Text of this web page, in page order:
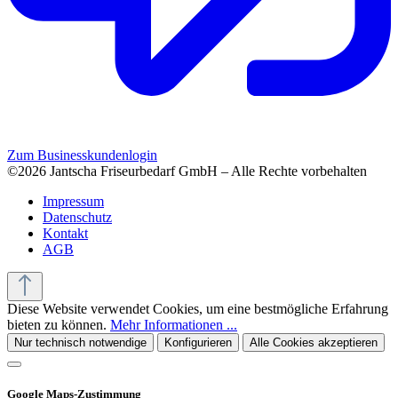
Zum Businesskundenlogin
©2026 Jantscha Friseurbedarf GmbH – Alle Rechte vorbehalten
Impressum
Datenschutz
Kontakt
AGB
Diese Website verwendet Cookies, um eine bestmögliche Erfahrung
bieten zu können. Mehr Informationen ...
Nur technisch notwendige Konfigurieren Alle Cookies akzeptieren
Google Maps-Zustimmung